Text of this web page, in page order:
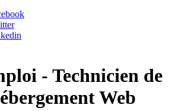
- Technicien de
Web